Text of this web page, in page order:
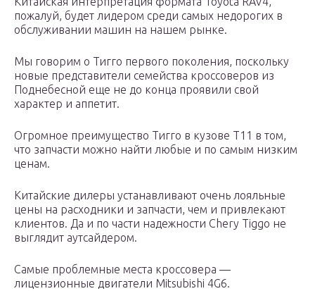
пожалуй, будет лидером среди самых недорогих в
обслуживании машин на нашем рынке.
Мы говорим о Тигго первого поколения, поскольку
новые представители семейства кроссоверов из
Поднебесной еще не до конца проявили свой
характер и аппетит.
Огромное преимущество Тигго в кузове Т11 в том,
что запчасти можно найти любые и по самым низким
ценам.
Китайские дилеры устанавливают очень лояльные
цены на расходники и запчасти, чем и привлекают
клиентов. Да и по части надежности Chery Tiggo не
выглядит аутсайдером.
Самые проблемные места кроссовера —
лицензионные двигатели Mitsubishi 4G6.